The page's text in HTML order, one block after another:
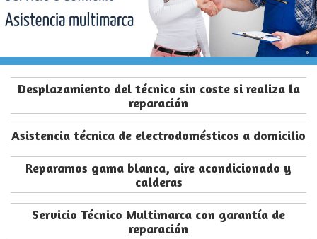
Desplazamiento del técnico sin coste si realiza la
reparación
Asistencia técnica de electrodomésticos a domicilio
Reparamos gama blanca, aire acondicionado y
calderas
Servicio Técnico Multimarca con garantía de
reparación